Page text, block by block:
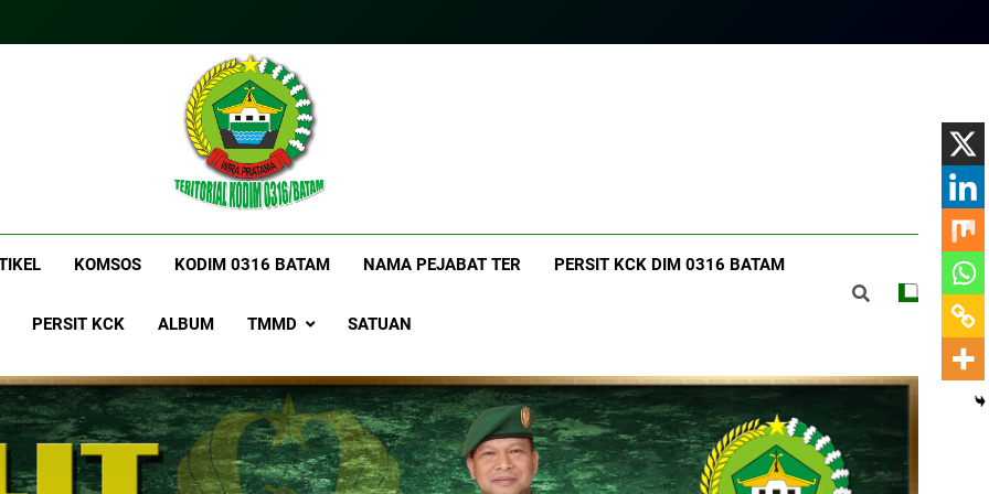
KOMSOS KODIM 0316 BATAM NAMA PEJABAT TER PERSIT KCK DIM 0316 BATAM
PERSIT KCK ALBUM TMMD SATUAN